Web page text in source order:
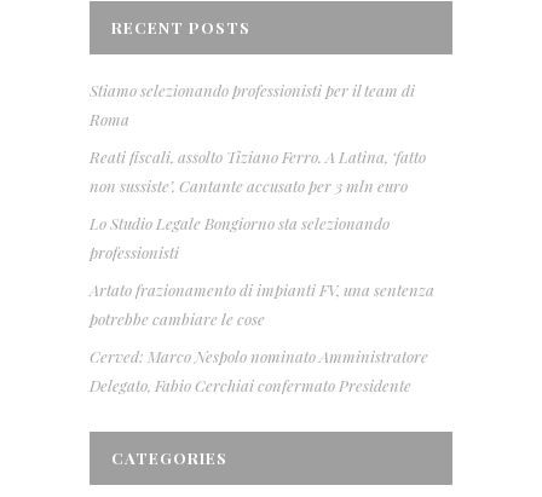
RECENT POSTS
Stiamo selezionando professionisti per il team di
Roma
Reati fiscali, assolto Tiziano Ferro. A Latina, ‘fatto
non sussiste’. Cantante accusato per 3 mln euro
Lo Studio Legale Bongiorno sta selezionando
professionisti
Artato frazionamento di impianti FV, una sentenza
potrebbe cambiare le cose
Cerved: Marco Nespolo nominato Amministratore
Delegato, Fabio Cerchiai confermato Presidente
CATEGORIES